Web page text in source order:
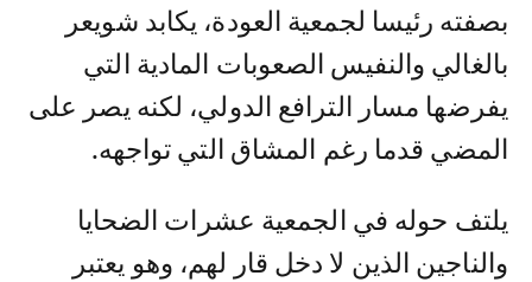
بصفته رئيسا لجمعية العودة، يكابد شويعر
بالغالي والنفيس الصعوبات المادية التي
يفرضها مسار الترافع الدولي، لكنه يصر على
المضي قدما رغم المشاق التي تواجهه.
يلتف حوله في الجمعية عشرات الضحايا
والناجين الذين لا دخل قار لهم، وهو يعتبر